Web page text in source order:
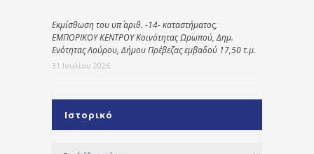
Εκμίσθωση του υπ΄ αριθ. -14- καταστήματος,
ΕΜΠΟΡΙΚΟΥ ΚΕΝΤΡΟΥ Κοινότητας Ωρωπού, Δημ.
Ενότητας Λούρου, Δήμου Πρέβεζας εμβαδού 17,50 τ.μ.
31 Ιουλίου 2026
Ιστορικό
Ιστορικό